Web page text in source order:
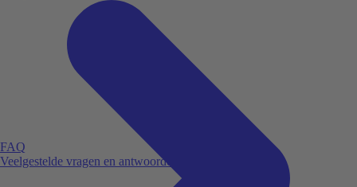
FAQ
Veelgestelde vragen en antwoorden.